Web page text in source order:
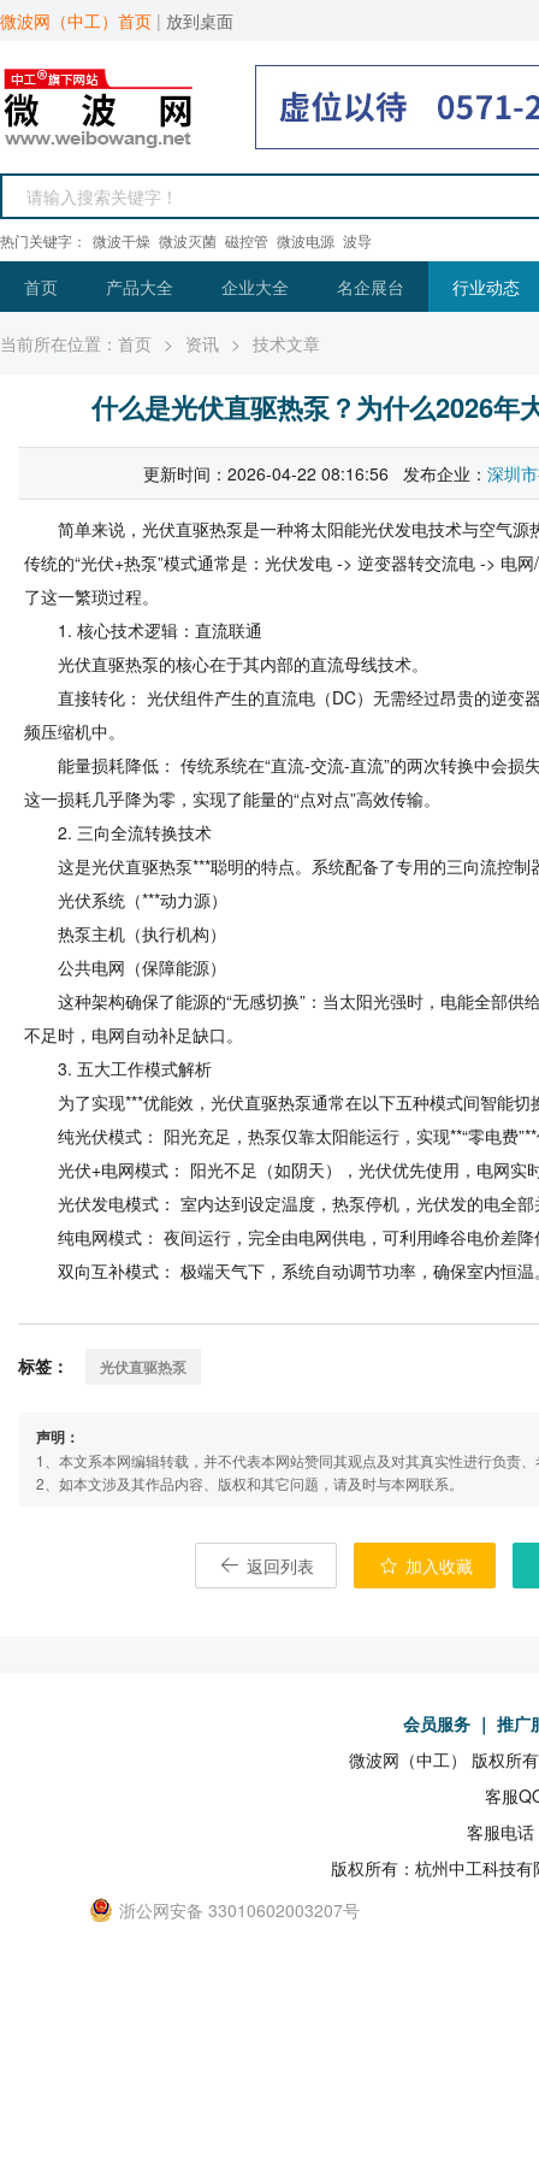
微波网（中工）首页 | 放到桌面
热门关键字： 微波干燥 微波灭菌 磁控管 微波电源 波导
首页 产品大全 企业大全 名企展台 行业动态
当前所在位置： 首页 > 资讯 > 技术文章
什么是光伏直驱热泵？为什么2026年
更新时间：2026-04-22 08:16:56 发布企业： 深圳
简单来说，光伏直驱热泵是一种将太阳能光伏发电技术与空气源
传统的“光伏+热泵”模式通常是：光伏发电 -> 逆变器转交流电 -> 电
了这一繁琐过程。
1. 核心技术逻辑：直流联通
光伏直驱热泵的核心在于其内部的直流母线技术。
直接转化： 光伏组件产生的直流电（DC）无需经过昂贵的逆变
频压缩机中。
能量损耗降低： 传统系统在“直流-交流-直流”的两次转换中会损
这一损耗几乎降为零，实现了能量的“点对点”高效传输。
2. 三向全流转换技术
这是光伏直驱热泵***聪明的特点。系统配备了专用的三向流控制
光伏系统（***动力源）
热泵主机（执行机构）
公共电网（保障能源）
这种架构确保了能源的“无感切换”：当太阳光强时，电能全部供
不足时，电网自动补足缺口。
3. 五大工作模式解析
为了实现***优能效，光伏直驱热泵通常在以下五种模式间智能切
纯光伏模式： 阳光充足，热泵仅靠太阳能运行，实现**“零电费
光伏+电网模式： 阳光不足（如阴天），光伏优先使用，电网实
光伏发电模式： 室内达到设定温度，热泵停机，光伏发的电全部
纯电网模式： 夜间运行，完全由电网供电，可利用峰谷电价差降
双向互补模式： 极端天气下，系统自动调节功率，确保室内恒温
标签： 光伏直驱热泵
声明：
1、本文系本网编辑转载，并不代表本网站赞同其观点及对其真实性进行负责
2、如本文涉及其作品内容、版权和其它问题，请及时与本网联系。
返回列表 加入收藏
会员服务 ｜ 推广
微波网（中工） 版权所
客服
客服电
版权所有：杭州中工科技
浙公网安备 33010602003207号